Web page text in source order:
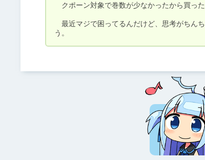
クポーン対象で巻数が少なかったから買った
最近マジで困ってるんだけど、思考がちん
う。